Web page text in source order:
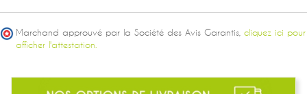
Marchand approuvé par la Société des Avis Garantis, cliquez ici pour
afficher l'attestation.